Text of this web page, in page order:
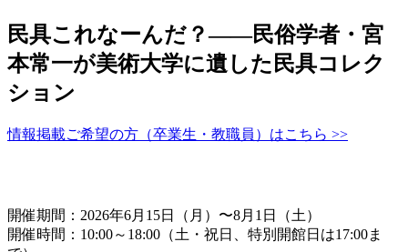
民具これなーんだ？——民俗学者・宮
本常一が美術大学に遺した民具コレク
ション
情報掲載ご希望の方（卒業生・教職員）はこちら >>
開催期間：2026年6月15日（月）〜8月1日（土）
開催時間：10:00～18:00（土・祝日、特別開館日は17:00ま